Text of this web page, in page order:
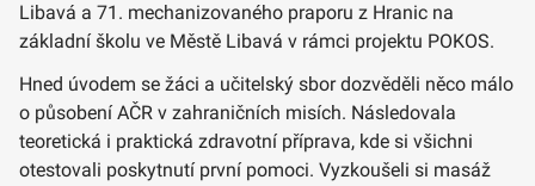
Libavá a 71. mechanizovaného praporu z Hranic na
základní školu ve Městě Libavá v rámci projektu POKOS.
Hned úvodem se žáci a učitelský sbor dozvěděli něco málo
o působení AČR v zahraničních misích. Následovala
teoretická i praktická zdravotní příprava, kde si všichni
otestovali poskytnutí první pomoci. Vyzkoušeli si masáž